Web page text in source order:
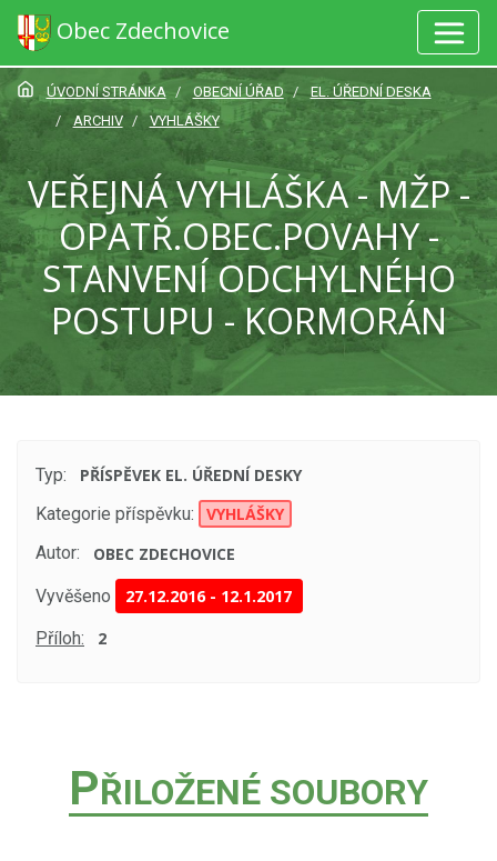
Obec Zdechovice
ÚVODNÍ STRÁNKA OBECNÍ ÚŘAD
EL. ÚŘEDNÍ DESKA
ARCHIV
VYHLÁŠKY
VEŘEJNÁ VYHLÁŠKA - MŽP -
OPATŘ.OBEC.POVAHY -
STANVENÍ ODCHYLNÉHO
POSTUPU - KORMORÁN
Typ:
PŘÍSPĚVEK EL. ÚŘEDNÍ DESKY
Kategorie příspěvku:
VYHLÁŠKY
Autor:
OBEC ZDECHOVICE
Vyvěšeno 27.12.2016- 12.1.2017
Příloh: 2
PŘILOŽENÉ SOUBORY